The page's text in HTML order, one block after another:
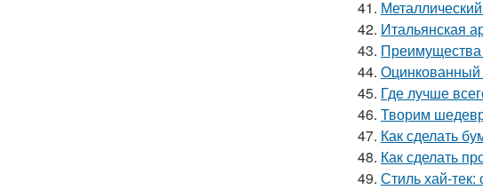
41.
42. Итальянская
43. Преимущества
44. Оцинкованный
45. Где лучше
46. Творим
47. Как сделать
48. Как сделать
49. Стиль хай-